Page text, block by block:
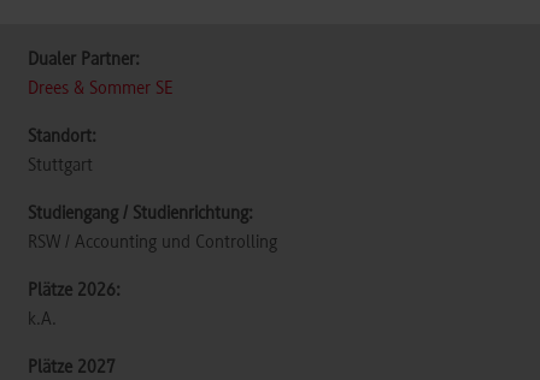
Drees & Sommer SE
Stuttgart
RSW / Accounting und Controlling
k.A.